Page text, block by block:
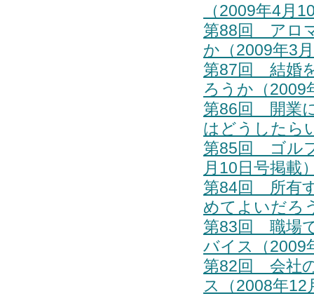
（2009年4月
第88回 アロ
か（2009年3
第87回 結婚
ろうか（2009
第86回 開業
はどうしたら
第85回 ゴル
月10日号掲載
第84回 所有
めてよいだろ
第83回 職場
バイス（2009
第82回 会社
ス（2008年12